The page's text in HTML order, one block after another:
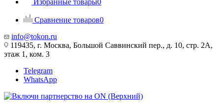
Избранные товары0
Сравнение товаров0
info@tokon.ru
119435, г. Москва, Большой Саввинский пер., д. 10, стр. 2А,
этаж 1, ком. 3
Telegram
WhatsApp